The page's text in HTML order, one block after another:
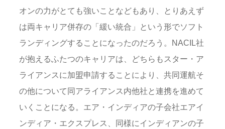
オンの力がとても強いことなどもあり、とりあえず
は両キャリア併存の「緩い統合」という形でソフト
ランディングすることになったのだろう。NACIL社
が抱えるふたつのキャリアは、どちらもスター・ア
ライアンスに加盟申請することにより、共同運航そ
の他について同アライアンス内他社と連携を進めて
いくことになる。エア・インディアの子会社エアイ
ンディア・エクスプレス、同様にインディアンの子